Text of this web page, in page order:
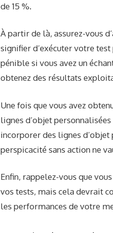
de 15 %.
À partir de là, assurez-vous
signifier d’exécuter votre
pénible si vous avez un
obtenez des résultats
Une fois que vous avez
lignes d’objet
incorporer des lignes
perspicacité sans action ne
Enfin, rappelez-vous que
vos tests, mais cela devrait
les performances de votre